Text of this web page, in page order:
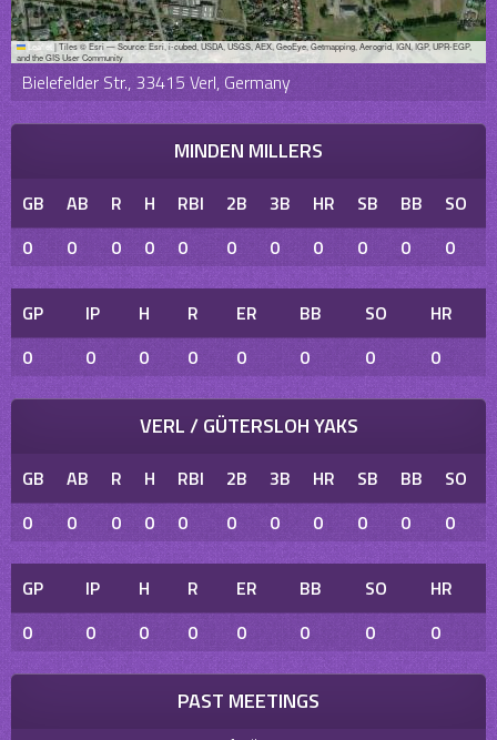
Leaflet |Tiles © Esri — Source: Esri, i-cubed, USDA, USGS, AEX, GeoEye, Getmapping, Aerogrid, IGN, IGP, UPR-EGP,
and the GIS User Community
Bielefelder Str., 33415 Verl, Germany
MINDEN MILLERS
GB AB R H RBI 2B 3B HR SB BB SO
0
0 0 0 0 0 0 0 0 0 0
GP IP H R ER BB SO
HR
0
0 0 0 0 0 0 0
VERL / GÜTERSLOH YAKS
GB AB R H RBI 2B 3B HR SB BB SO
0
0 0 0 0 0 0 0 0 0 0
GP IP H R ER BB SO
HR
0
0 0 0 0 0 0 0
PAST MEETINGS